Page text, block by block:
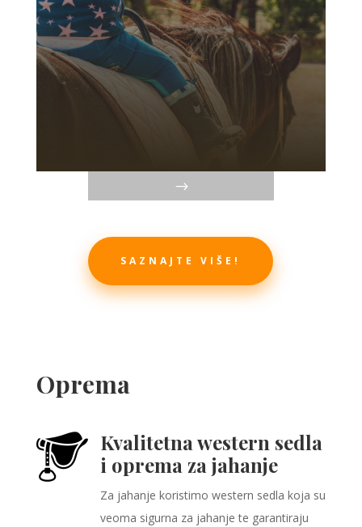
SAZNAJTE VIŠE!
Oprema
Kvalitetna western sedla
i oprema za jahanje
Za jahanje koristimo western sedla koja su
veoma sigurna za jahanje te garantiraju